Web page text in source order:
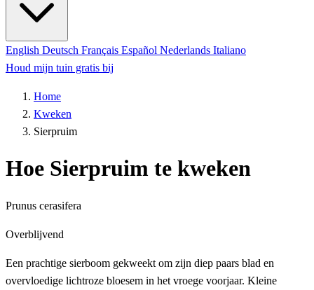
English Deutsch Français Español Nederlands Italiano
Houd mijn tuin gratis bij
Home
Kweken
Sierpruim
Hoe Sierpruim te kweken
Prunus cerasifera
Overblijvend
Een prachtige sierboom gekweekt om zijn diep paars blad en
overvloedige lichtroze bloesem in het vroege voorjaar. Kleine